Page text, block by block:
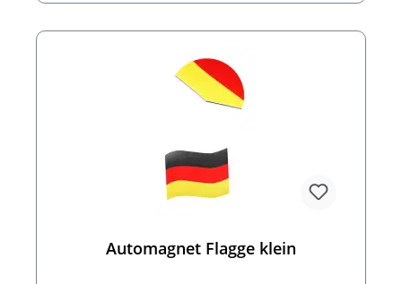
Automagnet Flagge klein